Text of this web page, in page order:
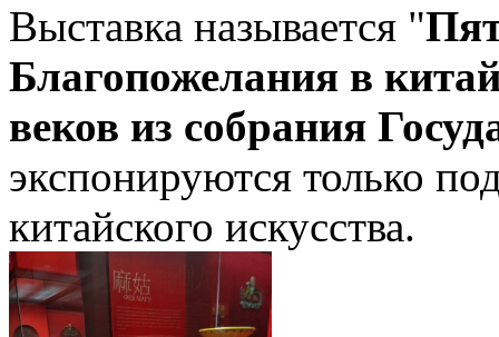
Выставка называется "
Благопожелания в
веков из собрания
экспонируются только
китайского искусства.